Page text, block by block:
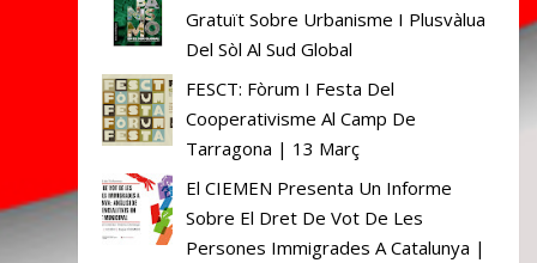
Gratuït Sobre Urbanisme I Plusvàlua
Del Sòl Al Sud Global
FESCT: Fòrum I Festa Del
Cooperativisme Al Camp De
Tarragona | 13 Març
El CIEMEN Presenta Un Informe
Sobre El Dret De Vot De Les
Persones Immigrades A Catalunya |